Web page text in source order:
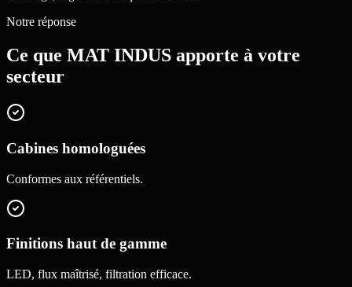
Notre réponse
Ce que MAT INDUS apporte à votre
secteur
Cabines homologuées
Conformes aux référentiels.
Finitions haut de gamme
LED, flux maîtrisé, filtration efficace.